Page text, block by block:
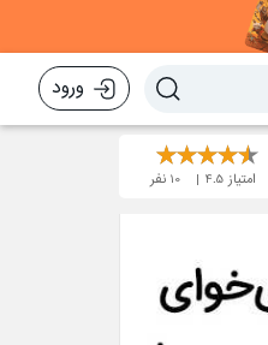
ورود
امتیاز 4.5
10نفر